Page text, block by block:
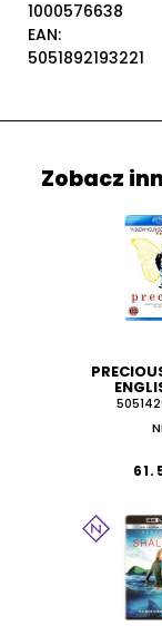
1000576638
EAN:
5051892193221
Zobacz